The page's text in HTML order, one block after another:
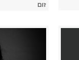
זום